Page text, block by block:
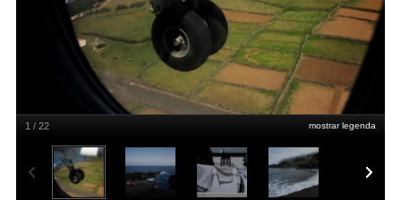
mostrar legenda
1 / 22